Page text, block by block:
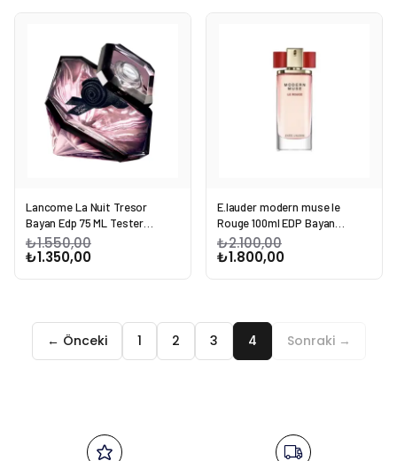
Lancome La Nuit Tresor
Bayan Edp 75 ML Tester
Parfüm
₺1.550,00
₺1.350,00
E.lauder modern muse le
Rouge 100ml EDP Bayan
Tester Parfüm
₺2.100,00
₺1.800,00
← Önceki 1 2 3 4 Sonraki →